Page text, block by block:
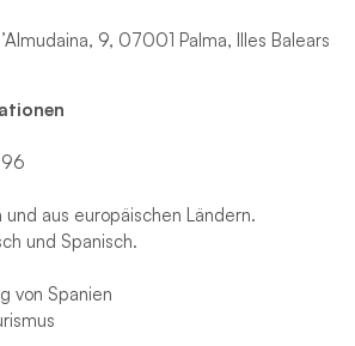
9, 07001 Palma, Illes Balears
und aus europäischen Ländern.
und Spanisch.
von Spanien